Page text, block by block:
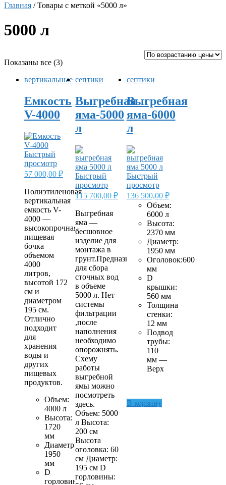
Главная / Товары с меткой «5000 л»
5000 л
Показаны все (3)Цены:
возрастанию
вертикальные
Емкость
V-4000
Быстрый
просмотр
57 000,00 ₽
Полиэтиленовая
вертикальная
емкость V-
4000 —
высокопрочная
пищевая
бочка
объемом
4000
литров,
высотой 172
​​см и
диаметром
195 см.
Отлично
подходит
для
хранения
воды и
других
пищевых
продуктов.
Объем:
4000 л
Высота:
1720
мм
Диаметр:
1950
мм
D
горловины:
септики
Выгребная
яма-5000
л
Быстрый
просмотр
115 700,00₽
Выгребная
яма —
бесшовное
изделие для
монтажа в
грунт.Предназначена
для сбора
сточных вод
в объеме
5000 л. Нет
системы
фильтрации
,после
наполнения
необходимо
опорожнять.
Схему
работы
выгребной
ямы можно
посмотреть
здесь.
Объем: 5000
л Высота:
200 см
Высота
оголовка: 60
см Диаметр:
195 см D
горловины:
септики
Выгребная
яма-6000
л
Быстрый
просмотр
136 500,00 ₽
Объем:
6000 л
Высота:
2370 мм
Диаметр:
1950 мм
Оголовок:600
мм
D
крышки:
560 мм
Толщина
стенки:
12 мм
Подвод
трубы:
110
мм —
Верх
В корзину